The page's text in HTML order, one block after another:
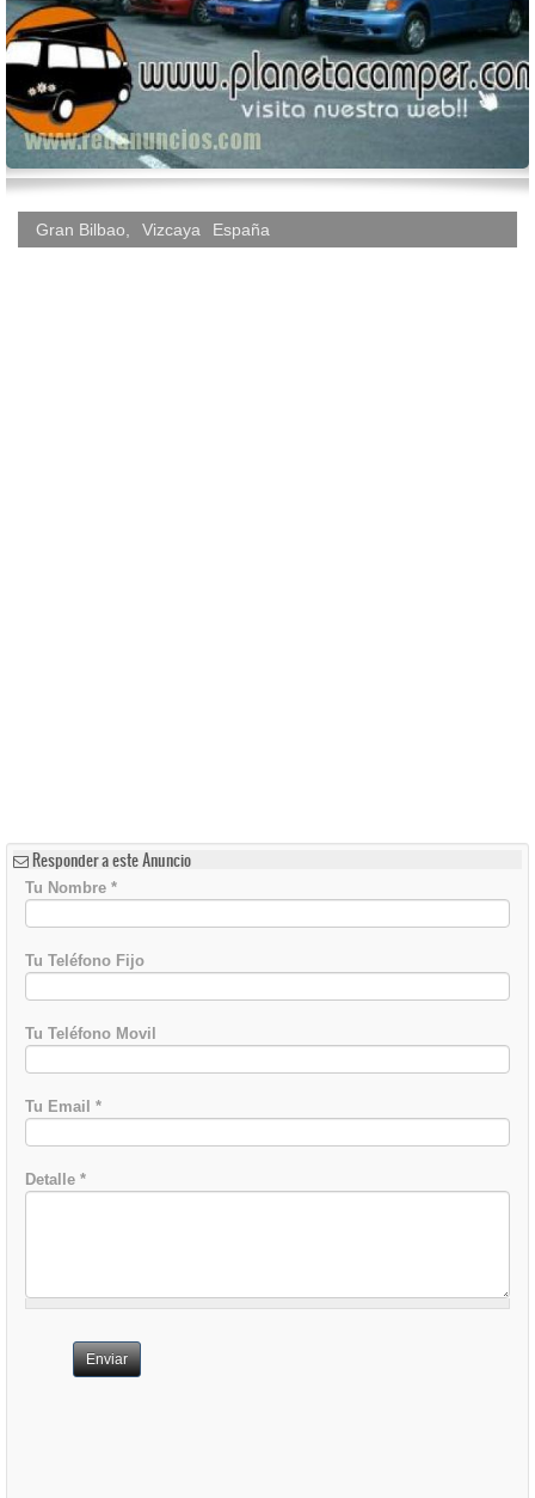
Gran Bilbao Vizcaya España
Responder a este Anuncio
Tu Nombre *
Tu Teléfono Fijo
Tu Teléfono Movil
Tu Email *
Detalle *
Enviar